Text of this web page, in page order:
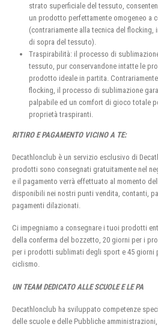
strato superficiale del tessuto,
un prodotto perfettamente omogeneo a
(contrariamente alla tecnica del flocking,
di sopra del tessuto).
Traspirabilità: il processo di
tessuto, pur conservandone intatte le
prodotto ideale in partita.
flocking, il processo di sublimazione
palpabile ed un comfort di gioco totale
proprietà traspiranti.
RITIRO E PAGAMENTO VICINO A TE:
Decathlonclub è un servizio esclusivo di
prodotti sono consegnati gratuitamente nel
e il pagamento verrà effettuato al momento
disponibili nei nostri punti vendita, contanti,
pagamenti dilazionati.
Ci impegniamo a consegnare i tuoi prodotti
della conferma del bozzetto, 20 giorni per i
per i prodotti sublimati degli sport e 45 giorni
ciclismo.
UN TEAM DEDICATO ALLE SCUOLE E LE PA
Decathlonclub ha sviluppato competenze
delle scuole e delle Pubbliche